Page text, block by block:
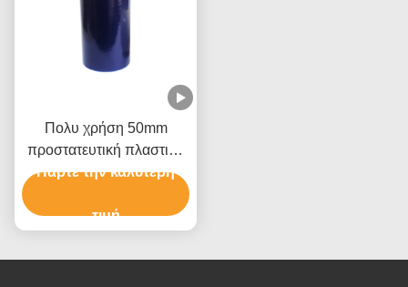
Πολυ χρήση 50mm
προστατευτική πλαστική
ταινία για το τύλιγμα
Πάρτε την καλύτερη
τιμή